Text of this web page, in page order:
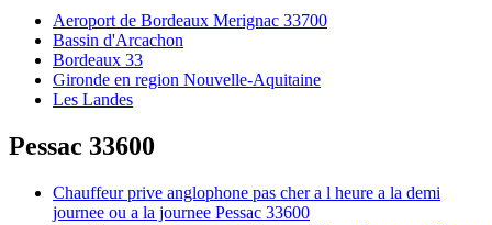
Aeroport de Bordeaux Merignac 33700
Bassin d'Arcachon
Bordeaux 33
Gironde en region Nouvelle-Aquitaine
Les Landes
Pessac 33600
Chauffeur prive anglophone pas cher a l heure a la demi
journee ou a la journee Pessac 33600